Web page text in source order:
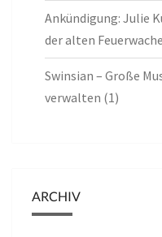
Ankündigung: Julie
der alten
Swinsian – Große
verwalten (1)
ARCHIV